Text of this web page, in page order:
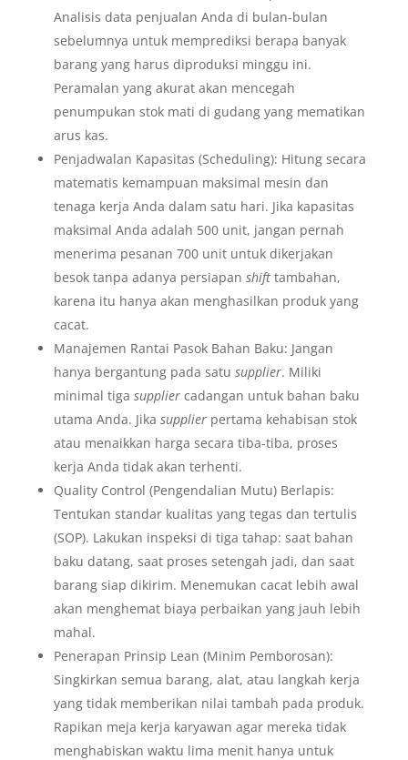
Analisis data penjualan Anda di bulan-bulan
sebelumnya untuk memprediksi berapa banyak
barang yang harus diproduksi minggu ini.
Peramalan yang akurat akan mencegah
penumpukan stok mati di gudang yang mematikan
arus kas.
Penjadwalan Kapasitas (Scheduling): Hitung secara
matematis kemampuan maksimal mesin dan
tenaga kerja Anda dalam satu hari. Jika kapasitas
maksimal Anda adalah 500 unit, jangan pernah
menerima pesanan 700 unit untuk dikerjakan
besok tanpa adanya persiapan shifttambahan,
karena itu hanya akan menghasilkan produk yang
cacat.
Manajemen Rantai Pasok Bahan Baku: Jangan
hanya bergantung pada satu supplier. Miliki
minimal tiga suppliercadangan untuk bahan baku
utama Anda. Jika supplierpertama kehabisan stok
atau menaikkan harga secara tiba-tiba, proses
kerja Anda tidak akan terhenti.
Quality Control (Pengendalian Mutu) Berlapis:
Tentukan standar kualitas yang tegas dan tertulis
(SOP). Lakukan inspeksi di tiga tahap: saat bahan
baku datang, saat proses setengah jadi, dan saat
barang siap dikirim. Menemukan cacat lebih awal
akan menghemat biaya perbaikan yang jauh lebih
mahal.
Penerapan Prinsip Lean (Minim Pemborosan):
Singkirkan semua barang, alat, atau langkah kerja
yang tidak memberikan nilai tambah pada produk.
Rapikan meja kerja karyawan agar mereka tidak
menghabiskan waktu lima menit hanya untuk